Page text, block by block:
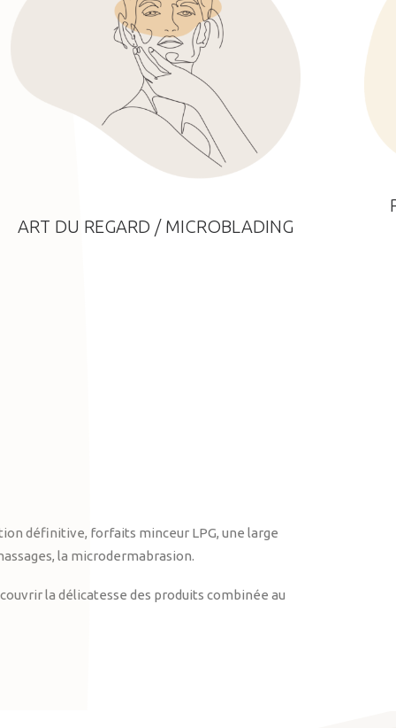
ART DU REGARD / MICROBLADING
définitive, forfaits minceur LPG, une large
la microdermabrasion.
la délicatesse des produits combinée au